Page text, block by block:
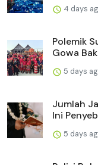
4 days
Polemik
Gowa
5 days
Jumlah
Ini
5 days